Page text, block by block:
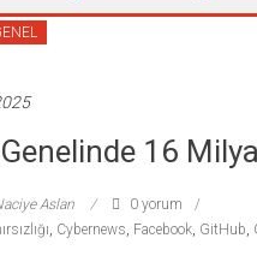
16
Aslan
0 yorum
, Cybernews, Facebook, GitHub,